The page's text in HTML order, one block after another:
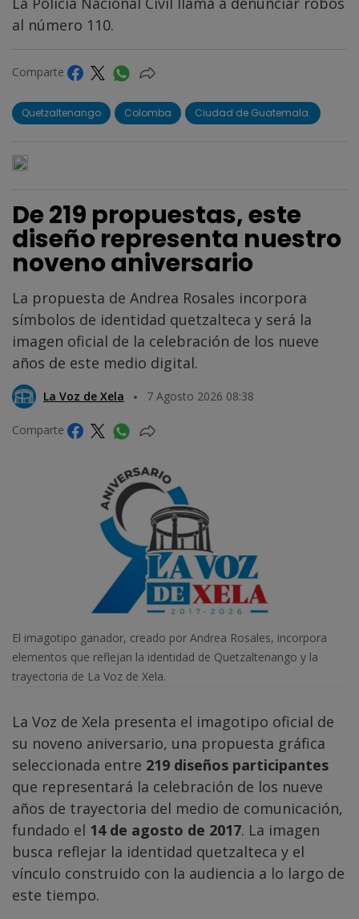
al número 110.
Comparte
Quetzaltenango Colomba Ciudad de Guatemala.
De 219 propuestas, este
diseño representa nuestro
noveno aniversario
La propuesta de Andrea Rosales incorpora
símbolos de identidad quetzalteca y será la
imagen oficial de la celebración de los nueve
años de este medio digital.
La Voz de Xela 7 Agosto 2026 08:38
Comparte
El imagotipo ganador, creado por Andrea Rosales, incorpora
elementos que reflejan la identidad de Quetzaltenango y la
trayectoria de La Voz de Xela.
La Voz de Xela presenta el imagotipo oficial de
su noveno aniversario, una propuesta gráfica
seleccionada entre 219 diseños participantes
que representará la celebración de los nueve
años de trayectoria del medio de comunicación,
fundado el 14 de agosto de 2017. La imagen
busca reflejar la identidad quetzalteca y el
vínculo construido con la audiencia a lo largo de
este tiempo.